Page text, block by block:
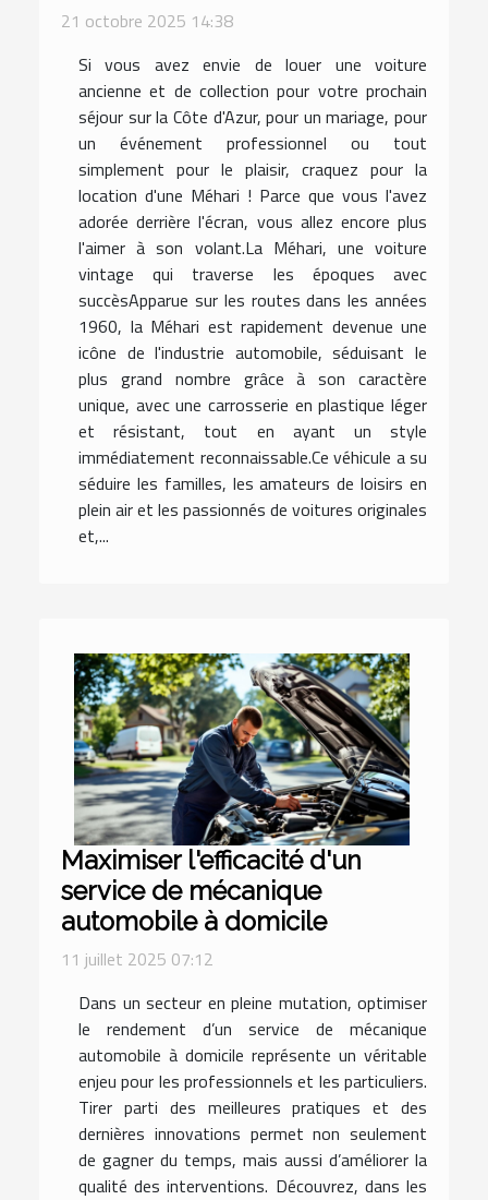
21 octobre 2025 14:38
Si vous avez envie de louer une voiture
ancienne et de collection pour votre prochain
séjour sur la Côte d'Azur, pour un mariage, pour
un événement professionnel ou tout
simplement pour le plaisir, craquez pour la
location d'une Méhari ! Parce que vous l'avez
adorée derrière l'écran, vous allez encore plus
l'aimer à son volant.La Méhari, une voiture
vintage qui traverse les époques avec
succèsApparue sur les routes dans les années
1960, la Méhari est rapidement devenue une
icône de l'industrie automobile, séduisant le
plus grand nombre grâce à son caractère
unique, avec une carrosserie en plastique léger
et résistant, tout en ayant un style
immédiatement reconnaissable.Ce véhicule a su
séduire les familles, les amateurs de loisirs en
plein air et les passionnés de voitures originales
et,...
Maximiser l'efficacité d'un
service de mécanique
automobile à domicile
11 juillet 2025 07:12
Dans un secteur en pleine mutation, optimiser
le rendement d’un service de mécanique
automobile à domicile représente un véritable
enjeu pour les professionnels et les particuliers.
Tirer parti des meilleures pratiques et des
dernières innovations permet non seulement
de gagner du temps, mais aussi d’améliorer la
qualité des interventions. Découvrez, dans les